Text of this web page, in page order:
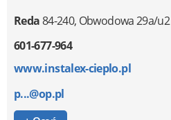
Reda84-240, Obwodowa 29a/u2
601-677-964
www.instalex-cieplo.pl
p...@op.pl